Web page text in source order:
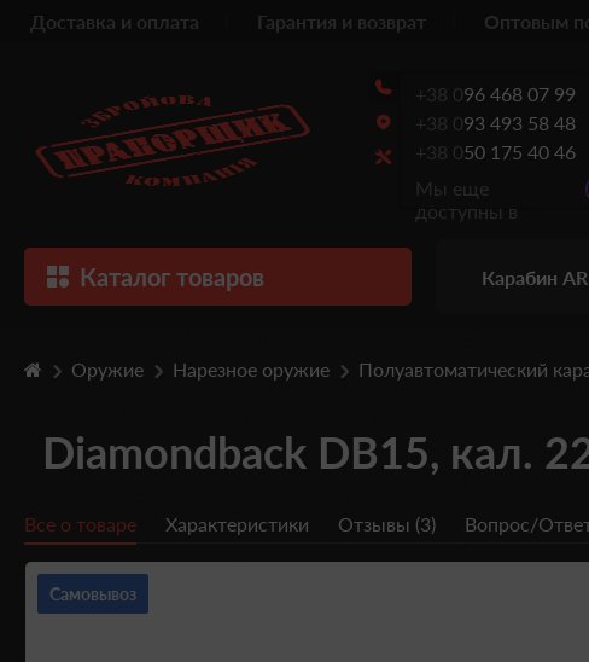
Доставка и оплата Гарантия и возврат Оптовым
+38 096 468 07 99
+38 093 493 58 48
+38 050 175 40 46
Мы еще
доступны в
Каталог товаров Карабин
Оружие Нарезное оружие Полуавтоматический
Diamondback DB15, кал.
Все о товаре Характеристики Отзывы (3) Вопрос/
Самовывоз